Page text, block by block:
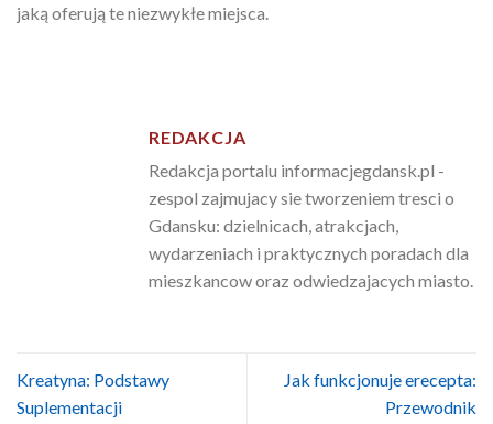
jaką oferują te niezwykłe miejsca.
REDAKCJA
Redakcja portalu informacjegdansk.pl -
zespol zajmujacy sie tworzeniem tresci o
Gdansku: dzielnicach, atrakcjach,
wydarzeniach i praktycznych poradach dla
mieszkancow oraz odwiedzajacych miasto.
Kreatyna: Podstawy
Suplementacji
Jak funkcjonuje erecepta:
Przewodnik